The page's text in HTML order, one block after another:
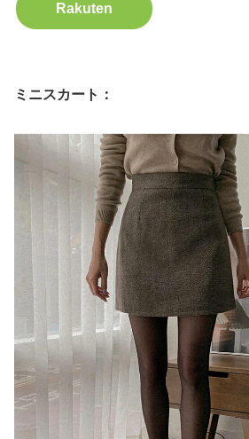
Rakuten
ミニスカート：